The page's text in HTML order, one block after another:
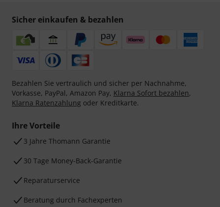
Sicher einkaufen & bezahlen
Bezahlen Sie vertraulich und sicher per Nachnahme,
Vorkasse, PayPal, Amazon Pay, Klarna Sofort bezahlen,
Klarna Ratenzahlung oder Kreditkarte.
Ihre Vorteile
3 Jahre Thomann Garantie
30 Tage Money-Back-Garantie
Reparaturservice
Beratung durch Fachexperten